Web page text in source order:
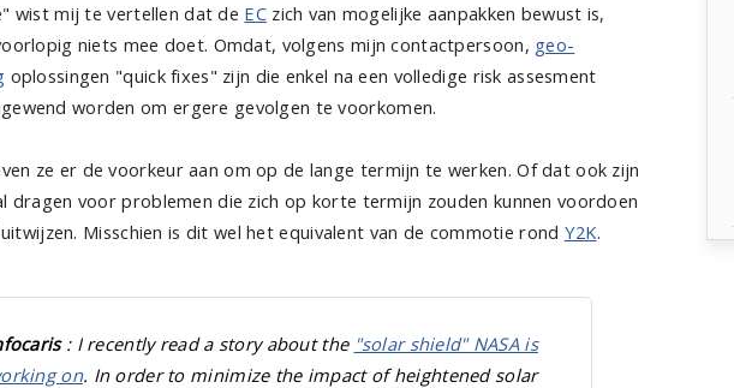
wist mij te vertellen dat de ECzich van mogelijke aanpakken bewust is,
niets mee doet. Omdat, volgens mijn contactpersoon, geo-
oplossingen "quick fixes" zijn die enkel na een volledige risk assesment
worden om ergere gevolgen te voorkomen.
ze er de voorkeur aan om op de lange termijn te werken. Of dat ook zijn
dragen voor problemen die zich op korte termijn zouden kunnen voordoen
Misschien is dit wel het equivalent van de commotie rond Y2K.
: I recently read a story about the "solar shield" NASA is
on. In order to minimize the impact of heightened solar